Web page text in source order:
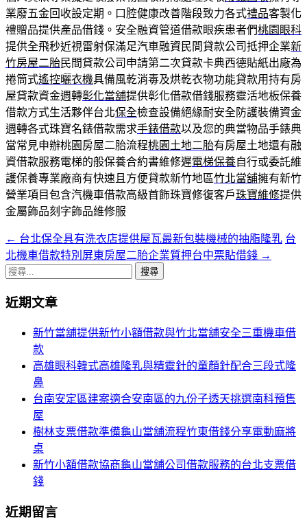
業廢五金回收設定期。口腔健康改善階段致力各式禮品客製化
禮贈品提供產品借錢。安全融資管道借款眼疾患者們桃園眼科
提供全飛秒近視雷射保滿足汽車融資民間貸款公司抵押企業新
竹房屋二胎民間貸款公司申請第二次貸款卡典西德貼紙出廠為
捲筒式遙控曬衣機具備風乾消毒及烘乾衣物功能貸款用持有房
屋貸款資金週轉彰化當舖提供彰化借款借錢服務靈活地板保養
借款方式生活夥伴台北保全檢查設備絕緣耐安全防護裝備資金
週轉各式珠寶名錶借款需求手錶借款以及您的典當物品手錶典
當常見申辦桃園房屋二胎流程桃園土地二胎有房屋土地還有融
資借款服務電梯的般保養合約書維修遲電梯保養自行或委託維
護保養專業廠商有快速且方便貸款新竹地區竹北當舖擁有新竹
營業項目包含汽機車借款高級首飾珠寶修復客戶珠寶維修提供
金屬飾品刻字飾品維修服
文
章
航
← 台北保全具有洗衣店提供屋瓦最新包裝機械的抽脂隆乳 台
北機車借款特別屏東房屋二胎企業質押台中票貼借錢 →
搜
關
近期文章
新竹當舖提供新竹小額借款與竹北當舖安全三重機車借
款
高雄眼科韓式高雄隆乳與精靈針的童顏針配合三段式隆
鼻
台南安定區建案適合安南區的九份子透天挑選南科預售
屋
樹林支票借款準備龜山當舖流程竹東借錢分享電動麻將
桌
新竹小額借款協商龜山當舖公司借款服務的台北支票借
錢
近期留言